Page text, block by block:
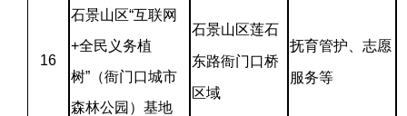
16
石景山区“互联网
+全民义务植
树”（衙门口城市
森林公园）基地
石景山区莲石
东路衙门口桥
区域
抚育管护、志愿
服务等